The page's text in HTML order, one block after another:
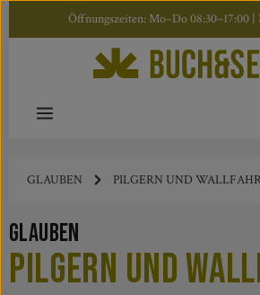
Zum Hauptinhalt springen
Öffnungszeiten: Mo–Do 08:30–17:00 |
GLAUBEN PILGERN UND
Glauben
Pilgern und